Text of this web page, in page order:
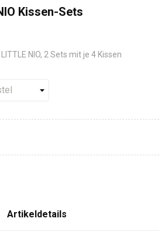
Kissen-Sets
NIO, 2 Sets mit je 4 Kissen
Artikeldetails